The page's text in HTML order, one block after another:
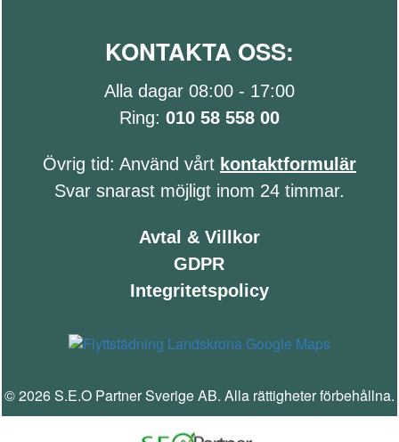
KONTAKTA OSS:
Alla dagar 08:00 - 17:00
Ring: 010 58 558 00
Övrig tid: Använd vårt kontaktformulär
Svar snarast möjligt inom 24 timmar.
Avtal & Villkor
GDPR
Integritetspolicy
© 2026 S.E.O Partner Sverige AB. Alla rättigheter förbehållna.